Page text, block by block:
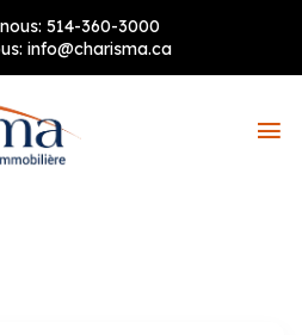
514-360-3000
info@charisma.ca